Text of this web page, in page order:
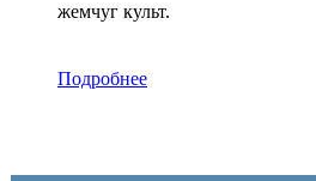
жемчуг культ.
Подробнее